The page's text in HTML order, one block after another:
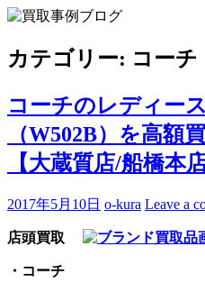
Skip
content
ポイントや高額買取のコツを
カテゴリー: コーチ
コーチのレディー
（W502B）を高
【大蔵質店/船橋本店
2017年5月10日 o-kura Leave a
店頭買取
・コーチ